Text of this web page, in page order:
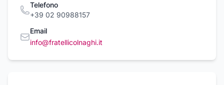
Telefono
+39 02 90988157
Email
info@fratellicolnaghi.it